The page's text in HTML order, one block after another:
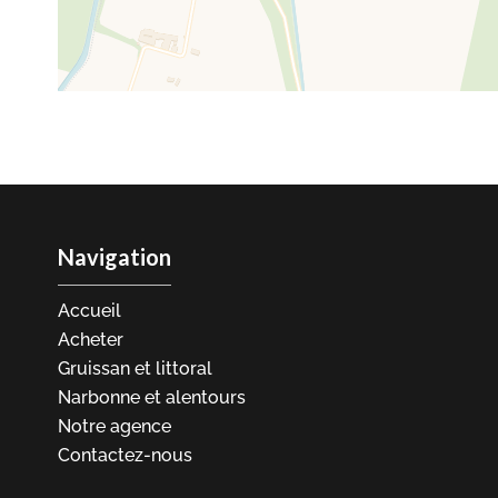
Navigation
Accueil
Acheter
Gruissan et littoral
Narbonne et alentours
Notre agence
Contactez-nous